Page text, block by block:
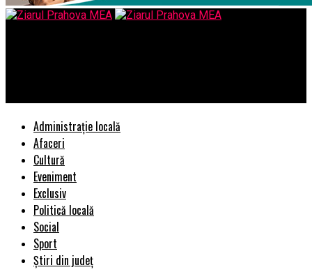
Administrație locală
Afaceri
Cultură
Eveniment
Exclusiv
Politică locală
Social
Sport
Știri din județ